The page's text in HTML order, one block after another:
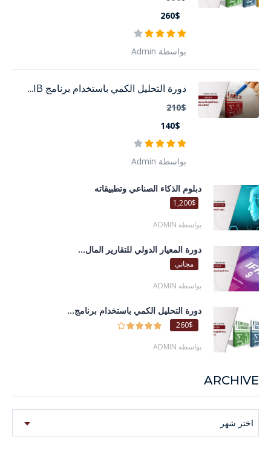
260$
بواسطة Admin
دورة التحليل الكمي باستخدام برنامج IB...
210$
140$
بواسطة Admin
دبلوم الذكاء الصناعي وتطبيقاته
1,200$
بواسطة ADMIN
دورة المعيار الدولي للتقارير المال...
مجاني
بواسطة ADMIN
دورة التحليل الكمي باستخدام برنامج...
260$
بواسطة ADMIN
ARCHIVE
اختر شهر